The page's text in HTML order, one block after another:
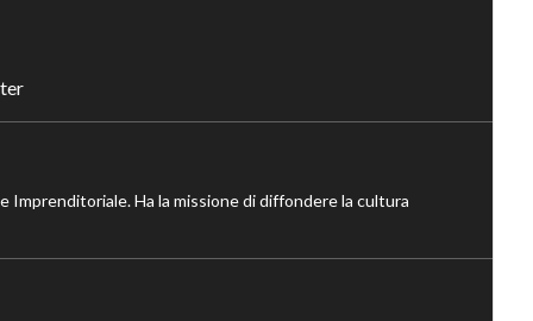
Ha la missione di diffondere la cultura